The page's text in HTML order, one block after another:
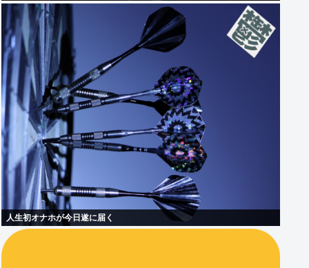
人生初オナホが今日遂に届く